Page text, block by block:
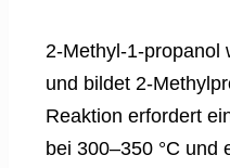
2-Methyl-1-propanol
und bildet 2-
Reaktion erfordert
bei 300–350 °C und